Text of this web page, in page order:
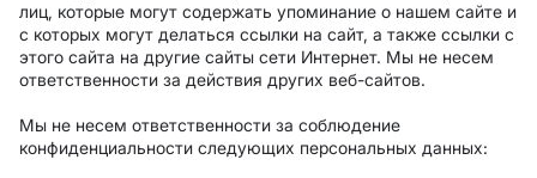
лиц, которые могут содержать упоминание о нашем сайте и
с которых могут делаться ссылки на сайт, а также ссылки с
этого сайта на другие сайты сети Интернет. Мы не несем
ответственности за действия других веб-сайтов.
Мы не несем ответственности за соблюдение
конфиденциальности следующих персональных данных: